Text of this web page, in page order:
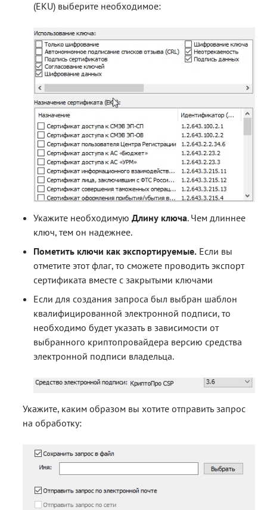
(EKU) выберите необходимое:
Укажите необходимую Длину ключа. Чем длиннее
ключ, тем он надежнее.
Пометить ключи как экспортируемые. Если вы
отметите этот флаг, то сможете проводить экспорт
сертификата вместе с закрытыми ключами
Если для создания запроса был выбран шаблон
квалифицированной электронной подписи, то
необходимо будет указать в зависимости от
выбранного криптопровайдера версию средства
электронной подписи владельца.
Укажите, каким образом вы хотите отправить запрос
на обработку: